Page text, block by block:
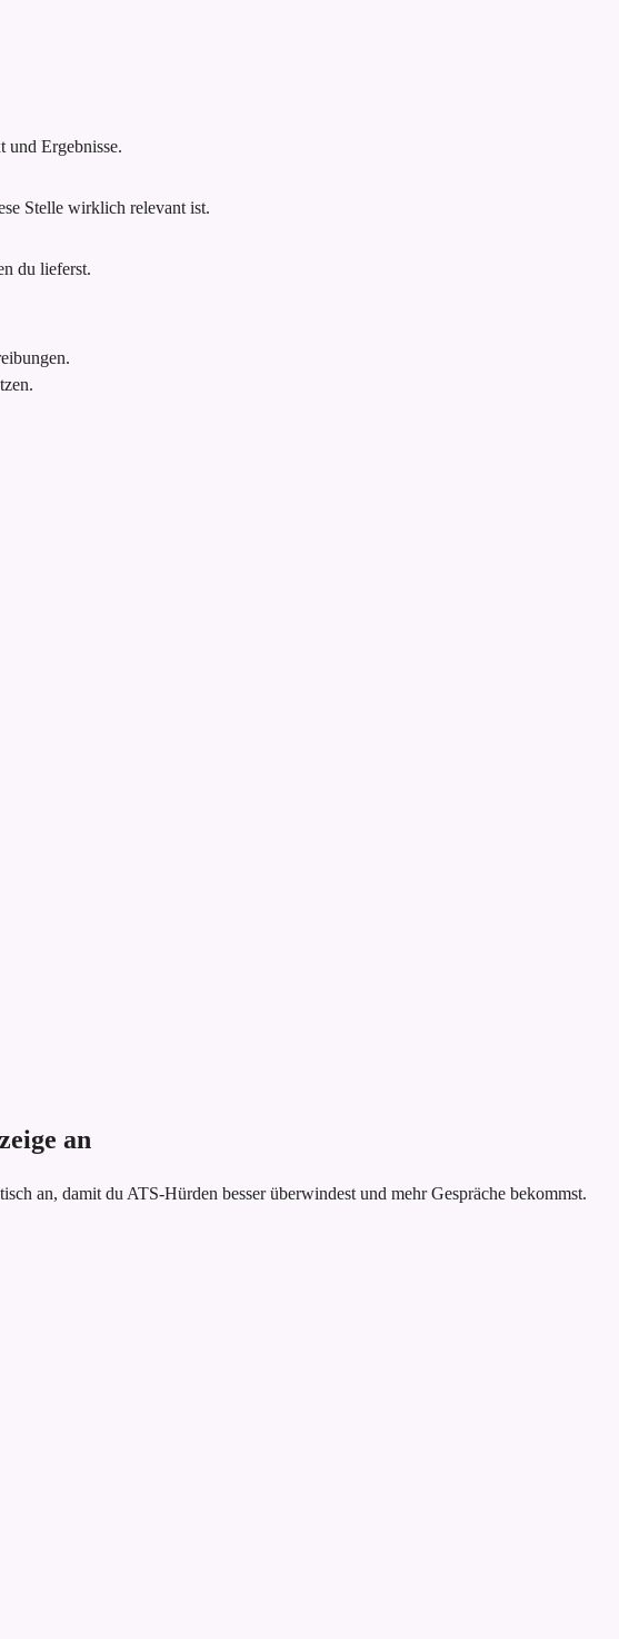
und Ergebnisse.
Stelle wirklich relevant ist.
du lieferst.
an
an, damit du ATS-Hürden besser überwindest und mehr Gespräche bekommst.